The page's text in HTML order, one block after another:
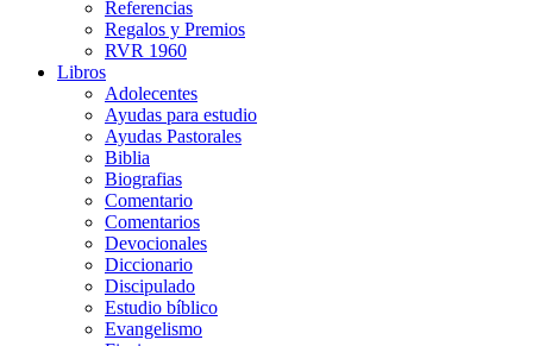
Referencias
Regalos y Premios
RVR 1960
Libros
Adolecentes
Ayudas para estudio
Ayudas Pastorales
Biblia
Biografias
Comentario
Comentarios
Devocionales
Diccionario
Discipulado
Estudio bíblico
Evangelismo